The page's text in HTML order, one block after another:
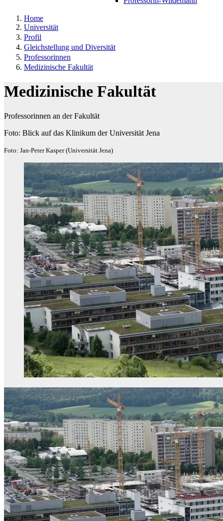
Home
Universität
Profil
Gleichstellung und Diversität
Professorinnen
Medizinische Fakultät
Medizinische Fakultät
Professorinnen an der Fakultät
Foto: Blick auf das Klinikum der Universität Jena
Foto: Jan-Peter Kasper (Universität Jena)